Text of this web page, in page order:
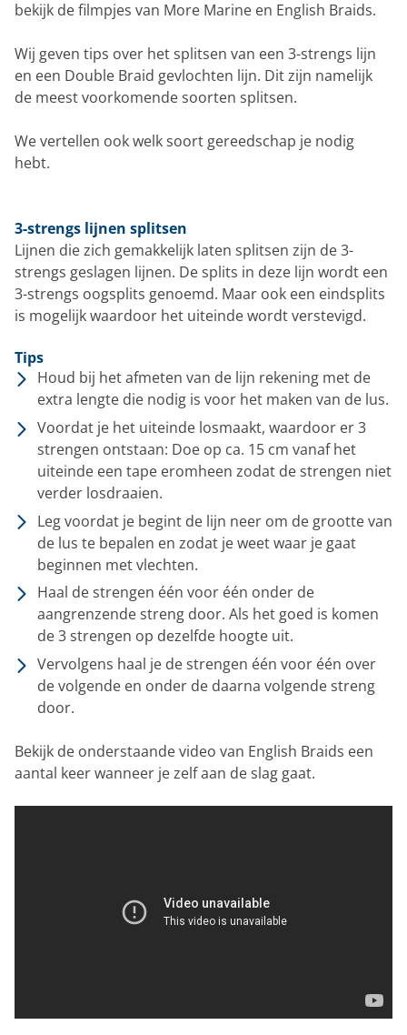
bekijk de filmpjes van More Marine en English Braids.
Wij geven tips over het splitsen van een 3-strengs lijn
en een Double Braid gevlochten lijn. Dit zijn namelijk
de meest voorkomende soorten splitsen.
We vertellen ook welk soort gereedschap je nodig
hebt.
3-strengs lijnen splitsen
Lijnen die zich gemakkelijk laten splitsen zijn de 3-
strengs geslagen lijnen. De splits in deze lijn wordt een
3-strengs oogsplits genoemd. Maar ook een eindsplits
is mogelijk waardoor het uiteinde wordt verstevigd.
Tips
Houd bij het afmeten van de lijn rekening met de
extra lengte die nodig is voor het maken van de lus.
Voordat je het uiteinde losmaakt, waardoor er 3
strengen ontstaan: Doe op ca. 15 cm vanaf het
uiteinde een tape eromheen zodat de strengen niet
verder losdraaien.
Leg voordat je begint de lijn neer om de grootte van
de lus te bepalen en zodat je weet waar je gaat
beginnen met vlechten.
Haal de strengen één voor één onder de
aangrenzende streng door. Als het goed is komen
de 3 strengen op dezelfde hoogte uit.
Vervolgens haal je de strengen één voor één over
de volgende en onder de daarna volgende streng
door.
Bekijk de onderstaande video van English Braids een
aantal keer wanneer je zelf aan de slag gaat.